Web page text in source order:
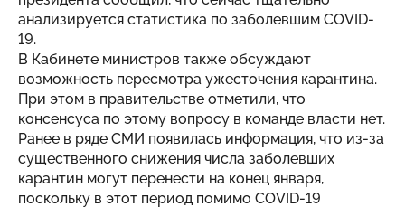
анализируется статистика по заболевшим COVID-
19.
В Кабинете министров также обсуждают
возможность пересмотра ужесточения карантина.
При этом в правительстве отметили, что
консенсуса по этому вопросу в команде власти нет.
Ранее в ряде СМИ появилась информация, что из-за
существенного снижения числа заболевших
карантин могут перенести на конец января,
поскольку в этот период помимо COVID-19